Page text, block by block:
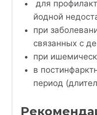
для
йодной
при
связанных с
при
в
период